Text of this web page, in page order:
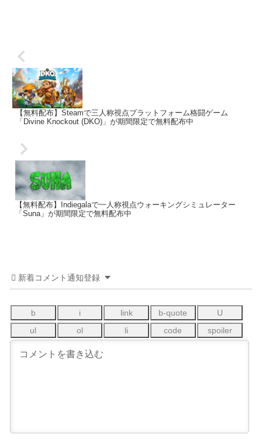
【無料配布】Steamで三人称視点プラットフォーム格闘ゲーム
「Divine Knockout (DKO)」が期間限定で無料配布中
【無料配布】Indiegalaで一人称視点ウォーキングシミュレーター
「Suna」が期間限定で無料配布中
新着コメント通知登録